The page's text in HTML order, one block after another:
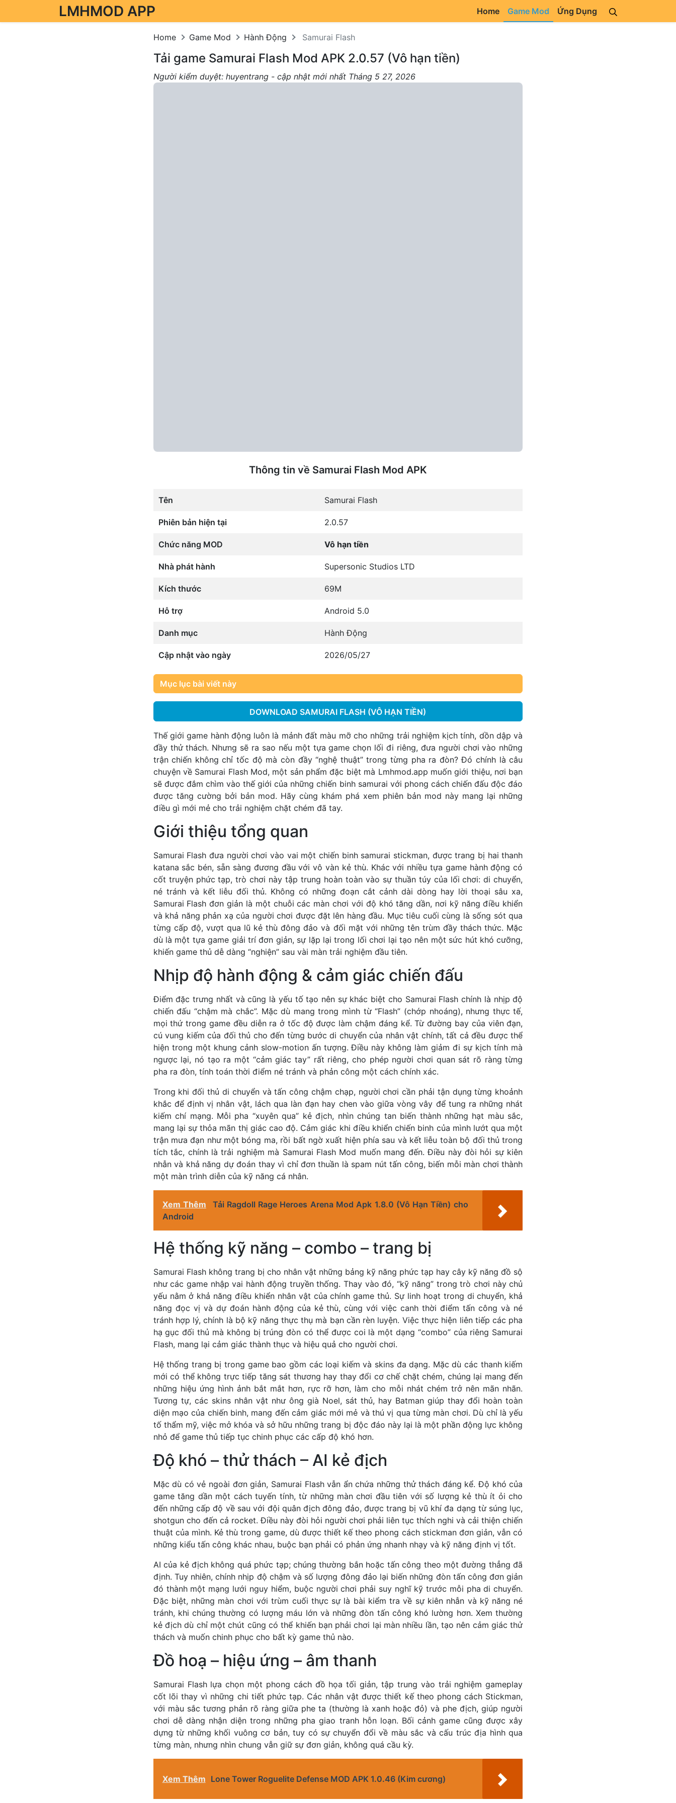
LMHMOD APP Home Game Mod Ứng Dụng
Home Game Mod Hành Động Samurai Flash
Tải game Samurai Flash Mod APK 2.0.57 (Vô hạn tiền)
Người kiểm duyệt: huyentrang - cập nhật mới nhất Tháng 5 27, 2026
Thông tin về Samurai Flash Mod APK
Tên Samurai Flash
Phiên bản hiện tại 2.0.57
Chức năng MOD Vô hạn tiền
Nhà phát hành Supersonic Studios LTD
Kích thước 69M
Hỗ trợ Android 5.0
Danh mục Hành Động
Cập nhật vào ngày 2026/05/27
Mục lục bài viết này
DOWNLOAD SAMURAI FLASH (VÔ HẠN TIỀN)
Thế giới game hành động luôn là mảnh đất màu mỡ cho những trải nghiệm kịch tính, dồn dập và
đầy thử thách. Nhưng sẽ ra sao nếu một tựa game chọn lối đi riêng, đưa người chơi vào những
trận chiến không chỉ tốc độ mà còn đầy “nghệ thuật” trong từng pha ra đòn? Đó chính là câu
chuyện về Samurai Flash Mod, một sản phẩm đặc biệt mà Lmhmod.app muốn giới thiệu, nơi bạn
sẽ được đắm chìm vào thế giới của những chiến binh samurai với phong cách chiến đấu độc đáo
được tăng cường bởi bản mod. Hãy cùng khám phá xem phiên bản mod này mang lại những
điều gì mới mẻ cho trải nghiệm chặt chém đã tay.
Giới thiệu tổng quan
Samurai Flash đưa người chơi vào vai một chiến binh samurai stickman, được trang bị hai thanh
katana sắc bén, sẵn sàng đương đầu với vô vàn kẻ thù. Khác với nhiều tựa game hành động có
cốt truyện phức tạp, trò chơi này tập trung hoàn toàn vào sự thuần túy của lối chơi: di chuyển,
né tránh và kết liễu đối thủ. Không có những đoạn cắt cảnh dài dòng hay lời thoại sâu xa,
Samurai Flash đơn giản là một chuỗi các màn chơi với độ khó tăng dần, nơi kỹ năng điều khiển
và khả năng phản xạ của người chơi được đặt lên hàng đầu. Mục tiêu cuối cùng là sống sót qua
từng cấp độ, vượt qua lũ kẻ thù đông đảo và đối mặt với những tên trùm đầy thách thức. Mặc
dù là một tựa game giải trí đơn giản, sự lặp lại trong lối chơi lại tạo nên một sức hút khó cưỡng,
khiến game thủ dễ dàng “nghiện” sau vài màn trải nghiệm đầu tiên.
Nhịp độ hành động & cảm giác chiến đấu
Điểm đặc trưng nhất và cũng là yếu tố tạo nên sự khác biệt cho Samurai Flash chính là nhịp độ
chiến đấu “chậm mà chắc”. Mặc dù mang trong mình từ “Flash” (chớp nhoáng), nhưng thực tế,
mọi thứ trong game đều diễn ra ở tốc độ được làm chậm đáng kể. Từ đường bay của viên đạn,
cú vung kiếm của đối thủ cho đến từng bước di chuyển của nhân vật chính, tất cả đều được thể
hiện trong một khung cảnh slow-motion ấn tượng. Điều này không làm giảm đi sự kịch tính mà
ngược lại, nó tạo ra một “cảm giác tay” rất riêng, cho phép người chơi quan sát rõ ràng từng
pha ra đòn, tính toán thời điểm né tránh và phản công một cách chính xác.
Trong khi đối thủ di chuyển và tấn công chậm chạp, người chơi cần phải tận dụng từng khoảnh
khắc để định vị nhân vật, lách qua làn đạn hay chen vào giữa vòng vây để tung ra những nhát
kiếm chí mạng. Mỗi pha “xuyên qua” kẻ địch, nhìn chúng tan biến thành những hạt màu sắc,
mang lại sự thỏa mãn thị giác cao độ. Cảm giác khi điều khiển chiến binh của mình lướt qua một
trận mưa đạn như một bóng ma, rồi bất ngờ xuất hiện phía sau và kết liễu toàn bộ đối thủ trong
tích tắc, chính là trải nghiệm mà Samurai Flash Mod muốn mang đến. Điều này đòi hỏi sự kiên
nhẫn và khả năng dự đoán thay vì chỉ đơn thuần là spam nút tấn công, biến mỗi màn chơi thành
một màn trình diễn của kỹ năng cá nhân.
Xem Thêm
Tải Ragdoll Rage Heroes Arena Mod Apk 1.8.0 (Vô Hạn Tiền) cho
Android
Hệ thống kỹ năng – combo – trang bị
Samurai Flash không trang bị cho nhân vật những bảng kỹ năng phức tạp hay cây kỹ năng đồ sộ
như các game nhập vai hành động truyền thống. Thay vào đó, “kỹ năng” trong trò chơi này chủ
yếu nằm ở khả năng điều khiển nhân vật của chính game thủ. Sự linh hoạt trong di chuyển, khả
năng đọc vị và dự đoán hành động của kẻ thù, cùng với việc canh thời điểm tấn công và né
tránh hợp lý, chính là bộ kỹ năng thực thụ mà bạn cần rèn luyện. Việc thực hiện liên tiếp các pha
hạ gục đối thủ mà không bị trúng đòn có thể được coi là một dạng “combo” của riêng Samurai
Flash, mang lại cảm giác thành thục và hiệu quả cho người chơi.
Hệ thống trang bị trong game bao gồm các loại kiếm và skins đa dạng. Mặc dù các thanh kiếm
mới có thể không trực tiếp tăng sát thương hay thay đổi cơ chế chặt chém, chúng lại mang đến
những hiệu ứng hình ảnh bắt mắt hơn, rực rỡ hơn, làm cho mỗi nhát chém trở nên mãn nhãn.
Tương tự, các skins nhân vật như ông già Noel, sát thủ, hay Batman giúp thay đổi hoàn toàn
diện mạo của chiến binh, mang đến cảm giác mới mẻ và thú vị qua từng màn chơi. Dù chỉ là yếu
tố thẩm mỹ, việc mở khóa và sở hữu những trang bị độc đáo này lại là một phần động lực không
nhỏ để game thủ tiếp tục chinh phục các cấp độ khó hơn.
Độ khó – thử thách – AI kẻ địch
Mặc dù có vẻ ngoài đơn giản, Samurai Flash vẫn ẩn chứa những thử thách đáng kể. Độ khó của
game tăng dần một cách tuyến tính, từ những màn chơi đầu tiên với số lượng kẻ thù ít ỏi cho
đến những cấp độ về sau với đội quân địch đông đảo, được trang bị vũ khí đa dạng từ súng lục,
shotgun cho đến cả rocket. Điều này đòi hỏi người chơi phải liên tục thích nghi và cải thiện chiến
thuật của mình. Kẻ thù trong game, dù được thiết kế theo phong cách stickman đơn giản, vẫn có
những kiểu tấn công khác nhau, buộc bạn phải có phản ứng nhanh nhạy và kỹ năng định vị tốt.
AI của kẻ địch không quá phức tạp; chúng thường bắn hoặc tấn công theo một đường thẳng đã
định. Tuy nhiên, chính nhịp độ chậm và số lượng đông đảo lại biến những đòn tấn công đơn giản
đó thành một mạng lưới nguy hiểm, buộc người chơi phải suy nghĩ kỹ trước mỗi pha di chuyển.
Đặc biệt, những màn chơi với trùm cuối thực sự là bài kiểm tra về sự kiên nhẫn và kỹ năng né
tránh, khi chúng thường có lượng máu lớn và những đòn tấn công khó lường hơn. Xem thường
kẻ địch dù chỉ một chút cũng có thể khiến bạn phải chơi lại màn nhiều lần, tạo nên cảm giác thử
thách và muốn chinh phục cho bất kỳ game thủ nào.
Đồ hoạ – hiệu ứng – âm thanh
Samurai Flash lựa chọn một phong cách đồ họa tối giản, tập trung vào trải nghiệm gameplay
cốt lõi thay vì những chi tiết phức tạp. Các nhân vật được thiết kế theo phong cách Stickman,
với màu sắc tương phản rõ ràng giữa phe ta (thường là xanh hoặc đỏ) và phe địch, giúp người
chơi dễ dàng nhận diện trong những pha giao tranh hỗn loạn. Bối cảnh game cũng được xây
dựng từ những khối vuông cơ bản, tuy có sự chuyển đổi về màu sắc và cấu trúc địa hình qua
từng màn, nhưng nhìn chung vẫn giữ sự đơn giản, không quá cầu kỳ.
Xem Thêm Lone Tower Roguelite Defense MOD APK 1.0.46 (Kim cương)